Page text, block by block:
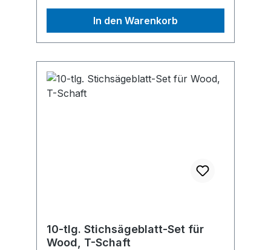
In den Warenkorb
10-tlg. Stichsägeblatt-Set für
Wood, T-Schaft